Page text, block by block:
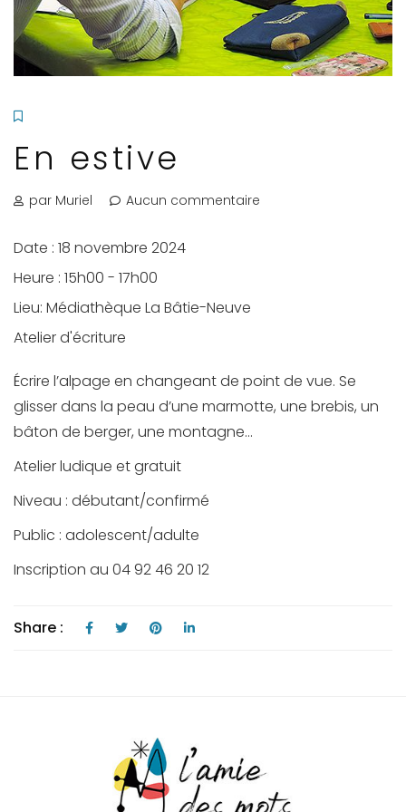
En estive
par Muriel Aucun commentaire
Date : 18 novembre 2024
Heure : 15h00 - 17h00
Lieu: Médiathèque La Bâtie-Neuve
Atelier d'écriture
Écrire l’alpage en changeant de point de vue. Se
glisser dans la peau d’une marmotte, une brebis, un
bâton de berger, une montagne…
Atelier ludique et gratuit
Niveau : débutant/confirmé
Public : adolescent/adulte
Inscription au 04 92 46 20 12
Share :